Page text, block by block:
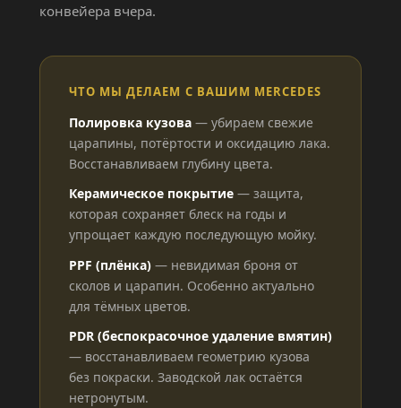
конвейера вчера.
ЧТО МЫ ДЕЛАЕМ С ВАШИМ MERCEDES
Полировка кузова — убираем свежие
царапины, потёртости и оксидацию лака.
Восстанавливаем глубину цвета.
Керамическое покрытие — защита,
которая сохраняет блеск на годы и
упрощает каждую последующую мойку.
PPF (плёнка) — невидимая броня от
сколов и царапин. Особенно актуально
для тёмных цветов.
PDR (беспокрасочное удаление вмятин)
— восстанавливаем геометрию кузова
без покраски. Заводской лак остаётся
нетронутым.